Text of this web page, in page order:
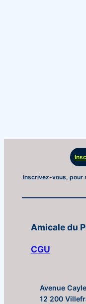
Inscrivez-vous, pour
Amicale du
CGU
Avenue
12 200